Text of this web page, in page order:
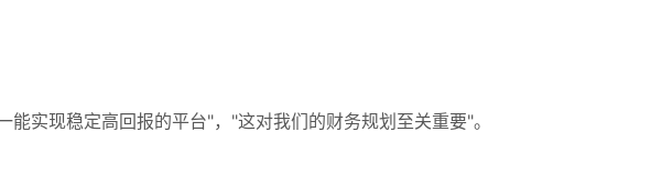
实现稳定高回报的平台"，"这对我们的财务规划至关重要"。